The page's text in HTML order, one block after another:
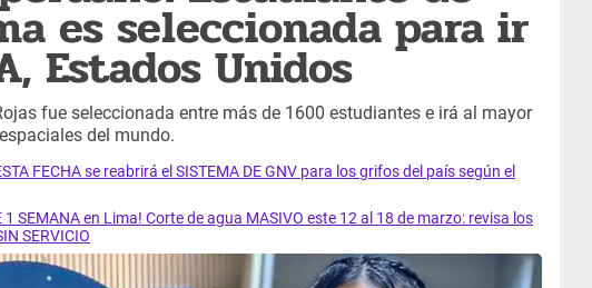
es seleccionada para ir
Estados Unidos
fue seleccionada entre más de 1600 estudiantes e irá al mayor
del mundo.
FECHA se reabrirá el SISTEMA DE GNV para los grifos del país según el
1 SEMANA en Lima! Corte de agua MASIVO este 12 al 18 de marzo: revisa los
SERVICIO